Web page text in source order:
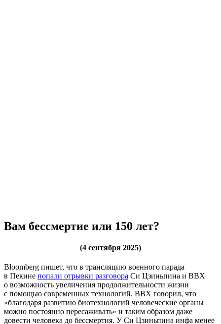
Вам бессмертие или 150 лет?
(4 сентября 2025)
Bloomberg пишет, что в трансляцию военного парада
в Пекине попали отрывки разговора Си Цзиньпина и ВВХ
о возможность увеличения продолжительности жизни
с помощью современных технологий. ВВХ говорил, что
«благодаря развитию биотехнологий человеческие органы
можно постоянно пересаживать» и таким образом даже
довести человека до бессмертия. У Си Цзиньпина инфа менее